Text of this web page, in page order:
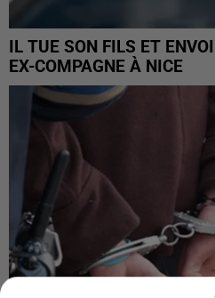
IL TUE SON FILS ET
EX-COMPAGNE À NICE